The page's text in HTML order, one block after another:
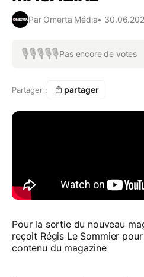
Par Omerta Média•
🎙️🎙️🎙️🎙️🎙️Pas encore de votes
Partager : partager
Pour la sortie du nouveau
reçoit Régis Le Sommier
contenu du magazine